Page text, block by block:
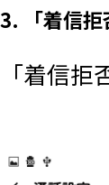
3. 「着信
「着信拒